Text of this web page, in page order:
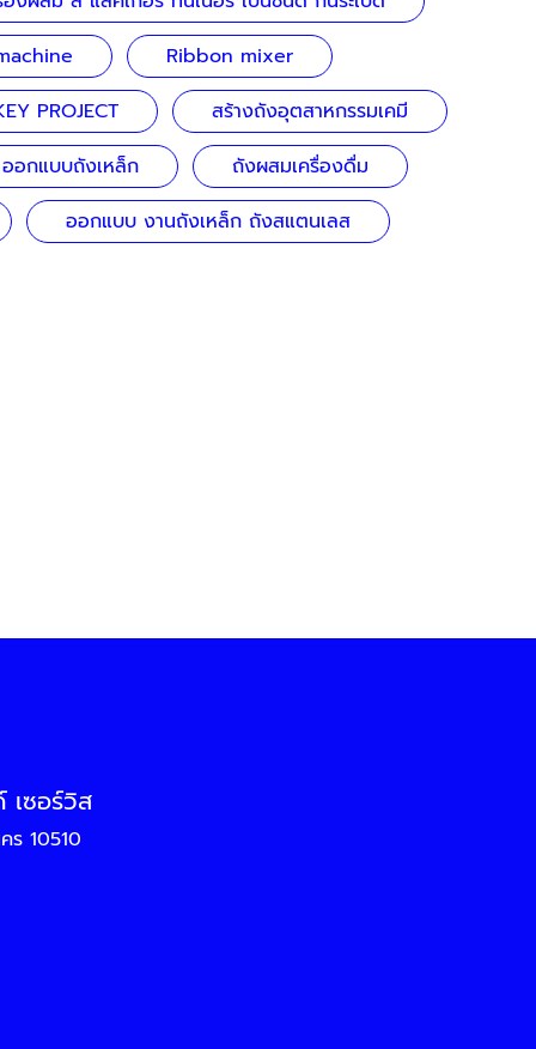
Ribbon mixer
PROJECT
สร้างถังอุตสาหกรรมเคมี
ออกแบบถังเหล็ก
ถังผสมเครื่องดื่ม
ออกแบบ งานถังเหล็ก ถังสแตนเลส
ซอร์วิส
ร 10510